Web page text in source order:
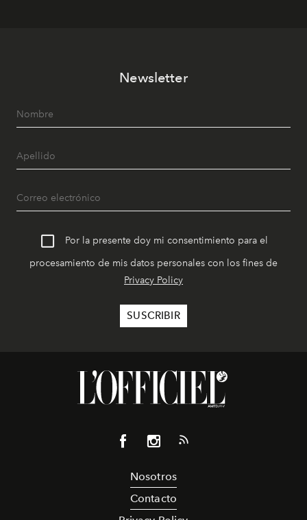
Newsletter
Por la presente doy mi consentimiento para el
procesamiento de mis datos personales con los fines de
Privacy Policy
Nosotros
Contacto